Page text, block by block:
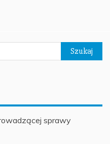
sprawy